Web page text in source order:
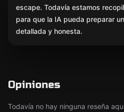
escape. Todavía estamos
para que la IA pueda preparar
detallada y honesta.
Opiniones
Todavía no hay ninguna reseña